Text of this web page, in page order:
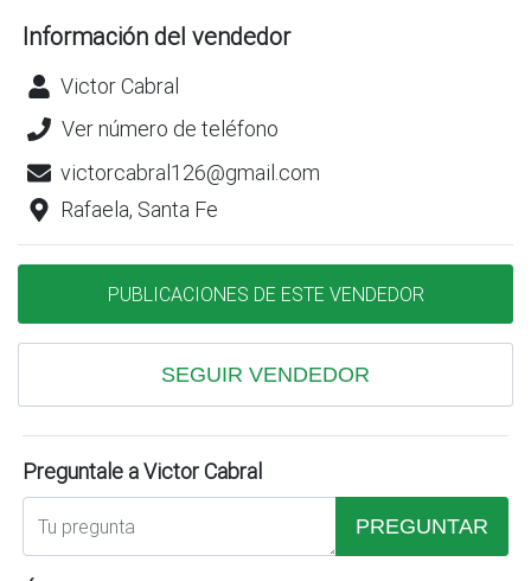
Información del vendedor
Victor Cabral
Ver número de teléfono
victorcabral126@gmail.com
Rafaela, Santa Fe
PUBLICACIONES DE ESTE VENDEDOR
SEGUIR VENDEDOR
Preguntale a Victor Cabral
PREGUNTAR